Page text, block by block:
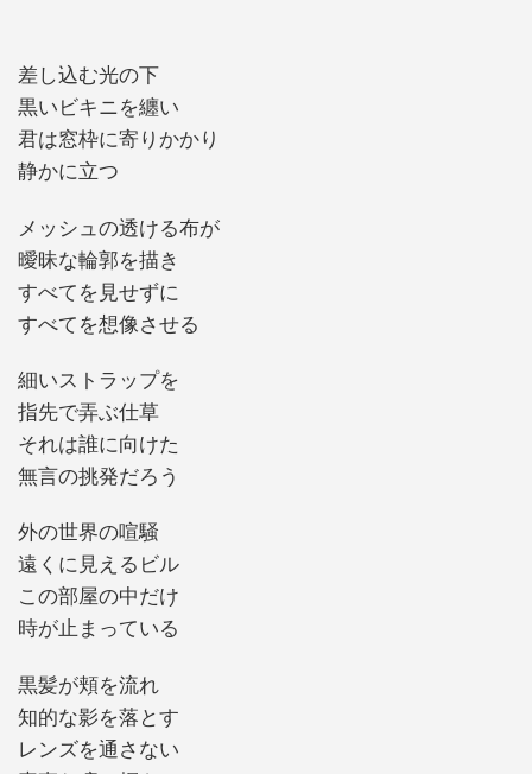
差し込む光の下
黒いビキニを纏い
君は窓枠に寄りかかり
静かに立つ
メッシュの透ける布が
曖昧な輪郭を描き
すべてを見せずに
すべてを想像させる
細いストラップを
指先で弄ぶ仕草
それは誰に向けた
無言の挑発だろう
外の世界の喧騒
遠くに見えるビル
この部屋の中だけ
時が止まっている
黒髪が頬を流れ
知的な影を落とす
レンズを通さない